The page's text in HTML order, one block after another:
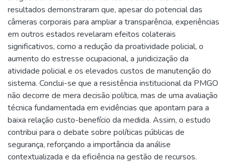
resultados demonstraram que, apesar do potencial das
câmeras corporais para ampliar a transparência, experiências
em outros estados revelaram efeitos colaterais
significativos, como a redução da proatividade policial, o
aumento do estresse ocupacional, a juridicização da
atividade policial e os elevados custos de manutenção do
sistema. Conclui-se que a resistência institucional da PMGO
não decorre de mera decisão política, mas de uma avaliação
técnica fundamentada em evidências que apontam para a
baixa relação custo-benefício da medida. Assim, o estudo
contribui para o debate sobre políticas públicas de
segurança, reforçando a importância da análise
contextualizada e da eficiência na gestão de recursos.